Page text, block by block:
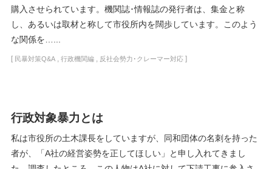
購入させられています。機関誌･情報誌の発行者は、集金と称
し、あるいは取材と称して市役所内を闊歩しています。このよう
な関係を…...
[ 民暴対策Q&A, 行政機関編, 反社会勢力･クレーマー対応]
行政対象暴力とは
私は市役所の土木課長をしていますが、同和団体の名刺を持った
者が、「A社の経営姿勢を正してほしい」と申し入れてきまし